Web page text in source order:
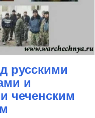
русскими
и
чеченским